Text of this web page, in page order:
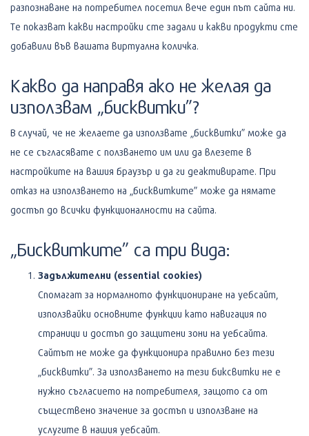
разпознаване на потребител посетил вече един път сайта ни.
Те показват какви настройки сте задали и какви продукти сте
добавили във вашата виртуална количка.
Какво да направя ако не желая да
използвам „бисквитки”?
В случай, че не желаете да използвате „бисквитки” може да
не се съгласявате с ползването им или да влезете в
настройките на вашия браузър и да ги деактивирате. При
отказ на използването на „бисквитките” може да нямате
достъп до всички функционалности на сайта.
„Бисквитките” са три вида:
Задължителни (essential cookies)
Спомагат за нормалното функциониране на уебсайт,
използвайки основните функции като навигация по
страници и достъп до защитени зони на уебсайта.
Сайтът не може да функционира правилно без тези
„бисквитки”. За използването на тези биксвитки не е
нужно съгласието на потребителя, защото са от
съществено значение за достъп и използване на
услугите в нашия уебсайт.